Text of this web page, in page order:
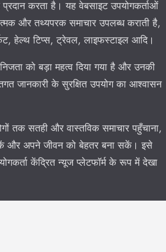
करता है। यह वेबसाइट उपयोगकर्ताओं
और तथ्यपरक समाचार उपलब्ध कराती है,
हेल्थ टिप्स, ट्रेवल, लाइफस्टाइल आदि।
को बड़ा महत्व दिया गया है और उनकी
जानकारी के सुरक्षित उपयोग का आश्वासन
तक सतही और वास्तविक समाचार पहुँचाना,
और अपने जीवन को बेहतर बना सकें। इसे
केंद्रित न्यूज प्लेटफॉर्म के रूप में देखा